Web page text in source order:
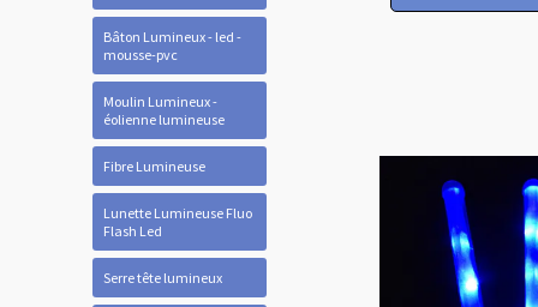
Bâton Lumineux - led -
mousse-pvc
Moulin Lumineux -
éolienne lumineuse
Fibre Lumineuse
Lunette Lumineuse Fluo
Flash Led
Serre tête lumineux